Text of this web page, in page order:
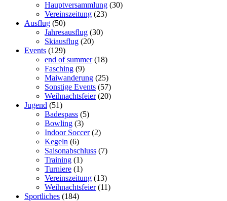
Hauptversammlung (30)
Vereinszeitung (23)
Ausflug (50)
Jahresausflug (30)
Skiausflug (20)
Events (129)
end of summer(18)
Fasching (9)
Maiwanderung (25)
Sonstige Events (57)
Weihnachtsfeier(20)
Jugend (51)
Badespass (5)
Bowling (3)
Indoor Soccer(2)
Kegeln (6)
Saisonabschluss (7)
Training (1)
Turniere (1)
Vereinszeitung (13)
Weihnachtsfeier(11)
Sportliches (184)